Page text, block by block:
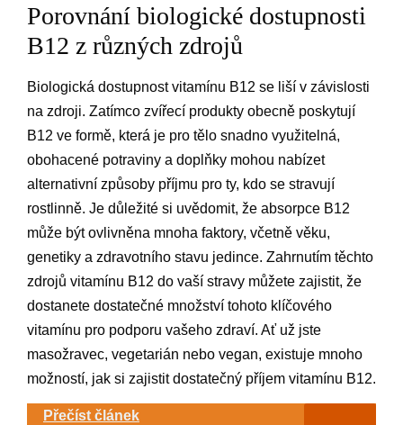
Porovnání biologické dostupnosti
B12 z různých zdrojů
Biologická dostupnost vitamínu B12 se liší v závislosti
na zdroji. Zatímco zvířecí produkty obecně poskytují
B12 ve formě, která je pro tělo snadno využitelná,
obohacené potraviny a doplňky mohou nabízet
alternativní způsoby příjmu pro ty, kdo se stravují
rostlinně. Je důležité si uvědomit, že absorpce B12
může být ovlivněna mnoha faktory, včetně věku,
genetiky a zdravotního stavu jedince. Zahrnutím těchto
zdrojů vitamínu B12 do vaší stravy můžete zajistit, že
dostanete dostatečné množství tohoto klíčového
vitamínu pro podporu vašeho zdraví. Ať už jste
masožravec, vegetarián nebo vegan, existuje mnoho
možností, jak si zajistit dostatečný příjem vitamínu B12.
Přečíst článek